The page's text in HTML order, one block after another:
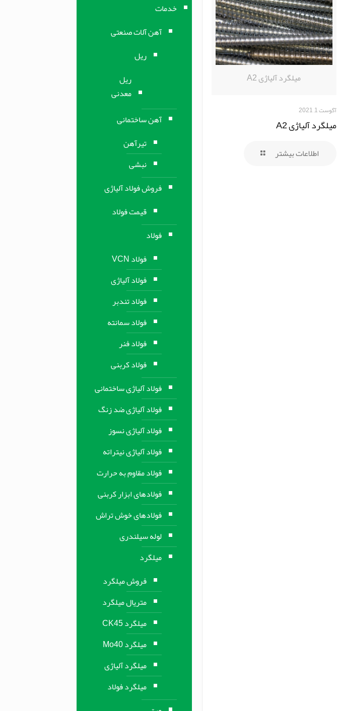
میلگرد آلیاژی A2
آگوست 1, 2021
میلگرد آلیاژی A2
اطلاعات بیشتر
خدمات
آهن آلات صنعتی
ریل
ریل
معدنی
آهن ساختمانی
تیرآهن
نبشی
فروش فولاد آلیاژی
قیمت فولاد
فولاد
فولاد VCN
فولاد آلیاژی
فولاد تندبر
فولاد سمانته
فولاد فنر
فولاد کربنی
فولاد آلیاژی ساختمانی
فولاد آلیاژی ضد زنگ
فولاد آلیاژی نسوز
فولاد آلیاژی نیتراته
فولاد مقاوم به حرارت
فولادهای ابزار کربنی
فولادهای خوش تراش
لوله سیلندری
میلگرد
فروش میلگرد
متریال میلگرد
میلگرد CK45
میلگرد Mo40
میلگرد آلیاژی
میلگرد فولاد